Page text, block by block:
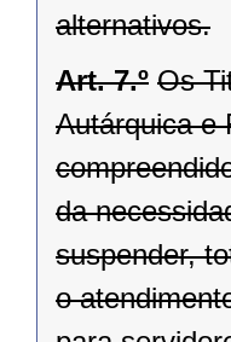
alternativos.
Art. 7.º Os
Autárquica e
da
suspender,
o